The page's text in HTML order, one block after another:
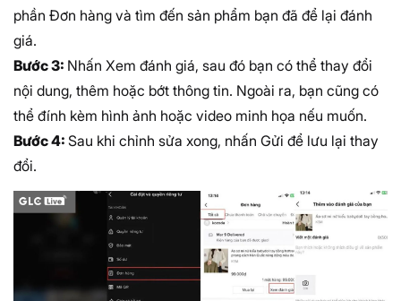
phần Đơn hàng và tìm đến sản phẩm bạn đã để lại đánh
giá.
Bước 3: Nhấn Xem đánh giá, sau đó bạn có thể thay đổi
nội dung, thêm hoặc bớt thông tin. Ngoài ra, bạn cũng có
thể đính kèm hình ảnh hoặc video minh họa nếu muốn.
Bước 4: Sau khi chỉnh sửa xong, nhấn Gửi để lưu lại thay
đổi.